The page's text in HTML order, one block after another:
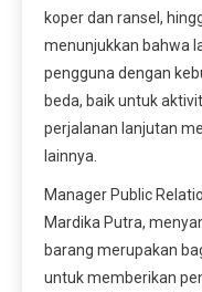
koper dan ransel,
menunjukkan bahwa
pengguna dengan
beda, baik untuk
perjalanan lanjutan
lainnya.
Manager Public
Mardika Putra,
barang merupakan
untuk memberikan